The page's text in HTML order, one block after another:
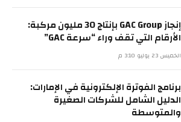
إنجاز GAC Group بإنتاج 30 مليون مركبة:
الأرقام التي تقف وراء “سرعة GAC”
الخميس 23 يوليو 3:10 م
برنامج الفوترة الإلكترونية في الإمارات:
الدليل الشامل للشركات الصغيرة
والمتوسطة